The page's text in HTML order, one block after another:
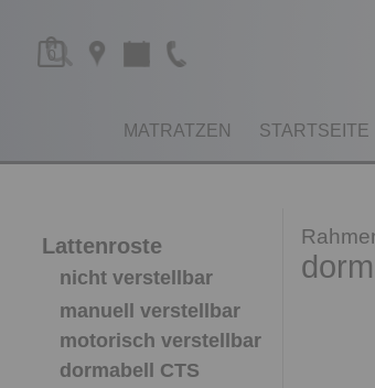
0
MATRATZEN STARTSEITE
Lattenroste
nicht verstellbar
manuell verstellbar
motorisch verstellbar
dormabell CTS